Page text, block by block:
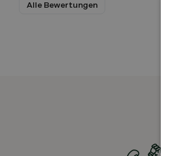
Alle Bewertungen